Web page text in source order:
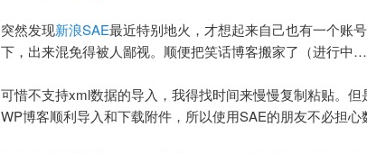
突然发现新浪SAE最近特别地火，才想起来自己也有一个账
下，出来混免得被人鄙视。顺便把笑话博客搬家了（进行中
可惜不支持xml数据的导入，我得找时间来慢慢复制粘贴。
WP博客顺利导入和下载附件，所以使用SAE的朋友不必担心